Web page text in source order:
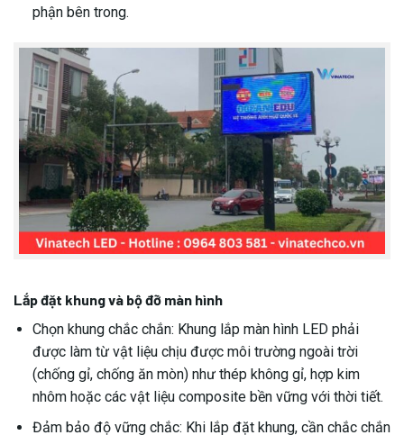
phận bên trong.
Lắp đặt khung và bộ đỡ màn hình
Chọn khung chắc chắn: Khung lắp màn hình LED phải
được làm từ vật liệu chịu được môi trường ngoài trời
(chống gỉ, chống ăn mòn) như thép không gỉ, hợp kim
nhôm hoặc các vật liệu composite bền vững với thời tiết.
Đảm bảo độ vững chắc: Khi lắp đặt khung, cần chắc chắn